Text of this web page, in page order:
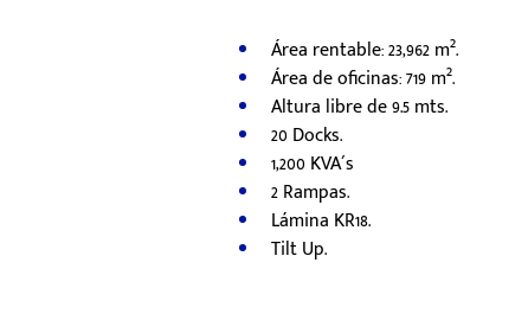
Área rentable: 23,962 m².
Área de oficinas: 719 m².
Altura libre de 9.5 mts.
20 Docks.
1,200 KVA´s
2 Rampas.
Lámina KR18.
Tilt Up.